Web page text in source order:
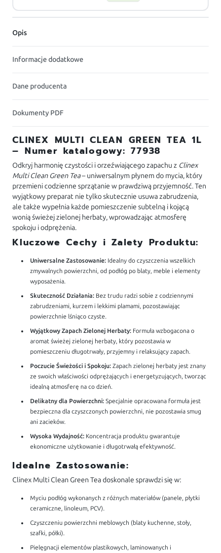
Opis
Informacje dodatkowe
Dane producenta
Dokumenty PDF
CLINEX MULTI CLEAN GREEN TEA 1L
– Numer katalogowy: 77938
Odkryj harmonię czystości i orzeźwiającego zapachu z Clinex
Multi Clean Green Tea– uniwersalnym płynem do mycia, który
przemieni codzienne sprzątanie w prawdziwą przyjemność. Ten
wyjątkowy preparat nie tylko skutecznie usuwa zabrudzenia,
ale także wypełnia każde pomieszczenie subtelną i kojącą
wonią świeżej zielonej herbaty, wprowadzając atmosferę
spokoju i odprężenia.
Kluczowe Cechy i Zalety Produktu:
Uniwersalne Zastosowanie: Idealny do czyszczenia wszelkich
zmywalnych powierzchni, od podłóg po blaty, meble i elementy
wyposażenia.
Skuteczność Działania: Bez trudu radzi sobie z codziennymi
zabrudzeniami, kurzem i lekkimi plamami, pozostawiając
powierzchnie lśniąco czyste.
Wyjątkowy Zapach Zielonej Herbaty: Formuła wzbogacona o
aromat świeżej zielonej herbaty, który pozostawia w
pomieszczeniu długotrwały, przyjemny i relaksujący zapach.
Poczucie Świeżości i Spokoju: Zapach zielonej herbaty jest znany
ze swoich właściwości odprężających i energetyzujących, tworząc
idealną atmosferę na co dzień.
Delikatny dla Powierzchni: Specjalnie opracowana formuła jest
bezpieczna dla czyszczonych powierzchni, nie pozostawia smug
ani zacieków.
Wysoka Wydajność: Koncentracja produktu gwarantuje
ekonomiczne użytkowanie i długotrwałą efektywność.
Idealne Zastosowanie:
Clinex Multi Clean Green Tea doskonale sprawdzi się w:
Myciu podłóg wykonanych z różnych materiałów (panele, płytki
ceramiczne, linoleum, PCV).
Czyszczeniu powierzchni meblowych (blaty kuchenne, stoły,
szafki, półki).
Pielęgnacji elementów plastikowych, laminowanych i